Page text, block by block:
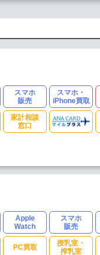
スマホ
販売
スマホ・
iPhone買取
家計相談
窓口
Apple
Watch
スマホ
販売
PC買取
授乳室・
搾乳室